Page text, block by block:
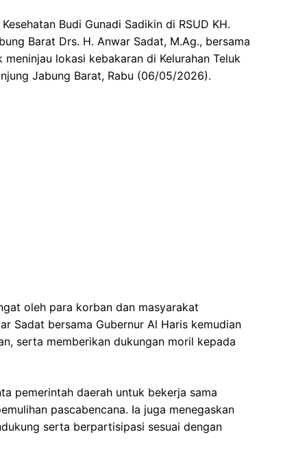
Budi Gunadi Sadikin di RSUD KH.
Barat Drs. H. Anwar Sadat, M.Ag., bersama
lokasi kebakaran di Kelurahan Teluk
Jabung Barat, Rabu (06/05/2026).
oleh para korban dan masyarakat
Sadat bersama Gubernur Al Haris kemudian
serta memberikan dukungan moril kepada
pemerintah daerah untuk bekerja sama
pascabencana. Ia juga menegaskan
serta berpartisipasi sesuai dengan